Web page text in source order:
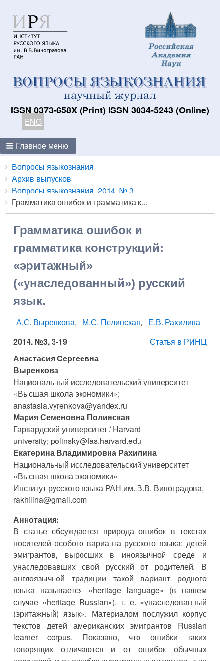
ISSN 0373-658X (Print) ISSN 3034-5243 (Online)
ENG
Главное меню
Breadcrumbs
You
are
here:
Вопросы языкознания
Архив выпусков
Вопросы языкознания. 2014. № 3
Грамматика ошибок и грамматика к...
Грамматика ошибок и
грамматика конструкций:
«эритажный»
(«унаследованный») русский
язык.
А.С. Выренкова М.С. Полинская
Е.В. Рахилина
Статья в РИНЦ
2014. №3, 3-19
Анастасия Сергеевна
Выренкова
Национальный исследовательский университет
«Высшая школа экономики»;
anastasia.vyrenkova@yandex.ru
Мария Семеновна Полинская
Гарвардский университет / Harvard
university; polinsky@fas.harvard.edu
Екатерина Владимировна Рахилина
Национальный исследовательский университет
«Высшая школа экономики»
Институт русского языка РАН им. В.В. Виноградова,
rakhilina@gmail.com
Аннотация:
В статье обсуждается природа ошибок в текстах
носителей особого варианта русского языка: детей
эмигрантов, выросших в иноязычной среде и
унаследовавших свой русский от родителей. В
англоязычной традиции такой вариант родного
языка называется «heritage language» (в нашем
случае «heritage Russian»), т. е. «унаследованный
(эритажный) язык». Материалом послужил корпус
текстов детей американских эмигрантов Russian
learner corpus. Показано, что ошибки таких
говорящих отличаются и от ошибок обычных